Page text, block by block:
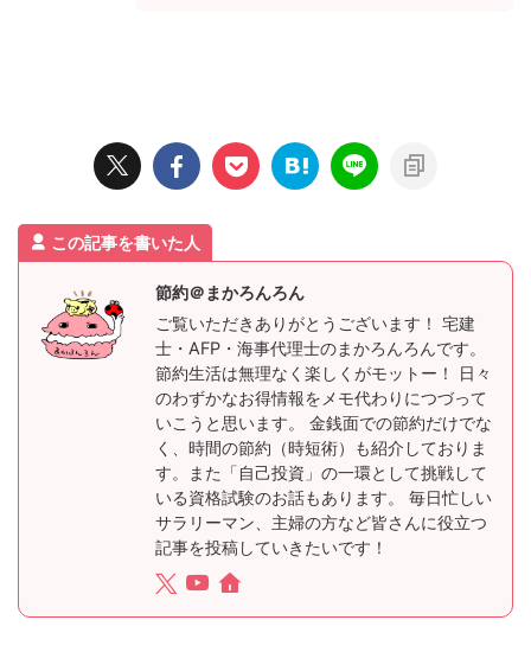
この記事を書いた人
節約＠まかろんろん
ご覧いただきありがとうございます！ 宅建
士・AFP・海事代理士のまかろんろんです。
節約生活は無理なく楽しくがモットー！ 日々
のわずかなお得情報をメモ代わりにつづって
いこうと思います。 金銭面での節約だけでな
く、時間の節約（時短術）も紹介しておりま
す。また「自己投資」の一環として挑戦して
いる資格試験のお話もあります。 毎日忙しい
サラリーマン、主婦の方など皆さんに役立つ
記事を投稿していきたいです！